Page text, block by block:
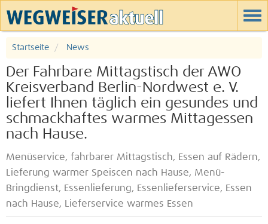
Startseite News
Der Fahrbare Mittagstisch der AWO
Kreisverband Berlin-Nordwest e. V.
liefert Ihnen täglich ein gesundes und
schmackhaftes warmes Mittagessen
nach Hause.
Menüservice, fahrbarer Mittagstisch, Essen auf Rädern,
Lieferung warmer Speiscen nach Hause, Menü-
Bringdienst, Essenlieferung, Essenlieferservice, Essen
nach Hause, Lieferservice warmes Essen